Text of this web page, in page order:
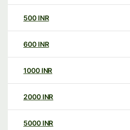
500 INR
600 INR
1000 INR
2000 INR
5000 INR